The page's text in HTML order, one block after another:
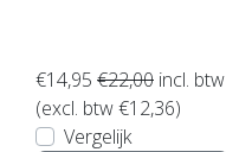
€14,95 €22,00 incl. btw
(excl. btw €12,36)
Vergelijk